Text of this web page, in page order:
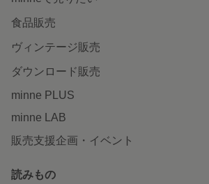
食品販売
ヴィンテージ販売
ダウンロード販売
minne PLUS
minne LAB
販売支援企画・イベント
読みもの